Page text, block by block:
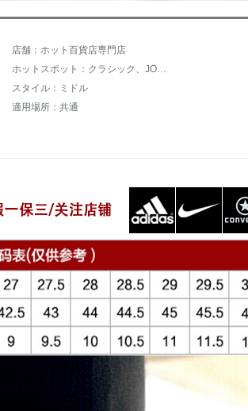
。。。。。。。。。。。。。。。。。。。。。。。
店舗：ホット百貨店専門店
ホットスポット：クラシック、JORDAN
スタイル：ミドル
適用場所：共通